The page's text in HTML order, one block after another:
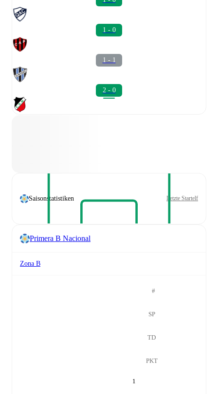
1 - 0
1 - 1
2 - 0
Saisonstatistiken Letzte Startelf
Primera B Nacional
Zona B
#
SP
TD
PKT
1